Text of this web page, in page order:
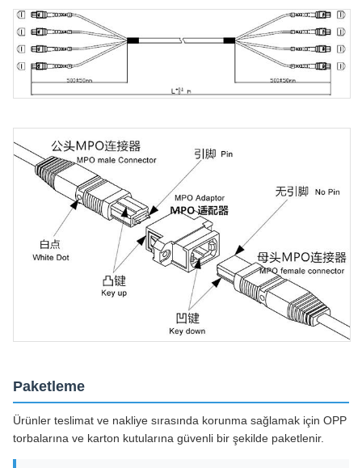
Paketleme
Ürünler teslimat ve nakliye sırasında korunma sağlamak için OPP
torbalarına ve karton kutularına güvenli bir şekilde paketlenir.